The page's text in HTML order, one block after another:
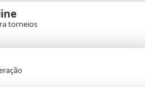
torneios